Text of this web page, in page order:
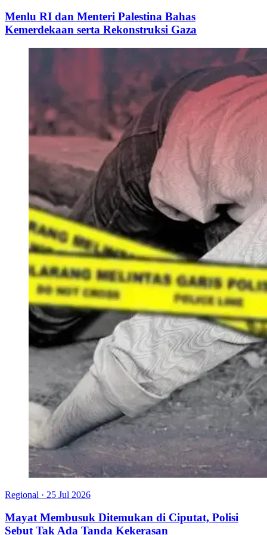
Menlu RI dan Menteri Palestina Bahas
Kemerdekaan serta Rekonstruksi Gaza
Regional · 25 Jul 2026
Mayat Membusuk Ditemukan di Ciputat, Polisi
Sebut Tak Ada Tanda Kekerasan